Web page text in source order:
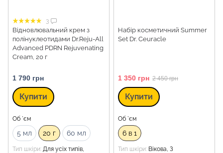
3
Відновлювальний крем з
полінуклеотидами Dr.Reju-All
Advanced PDRN Rejuvenating
Cream, 20 г
1 790 грн
Купити
Об `єм
5 мл 20 г 60 мл
Тип шкіри Для усіх типів,
Набір косметичний Summer
Set Dr. Ceuracle
1 350 грн 2 450 грн
Купити
Об `єм
6 в 1
Тип шкіри Вікова, З